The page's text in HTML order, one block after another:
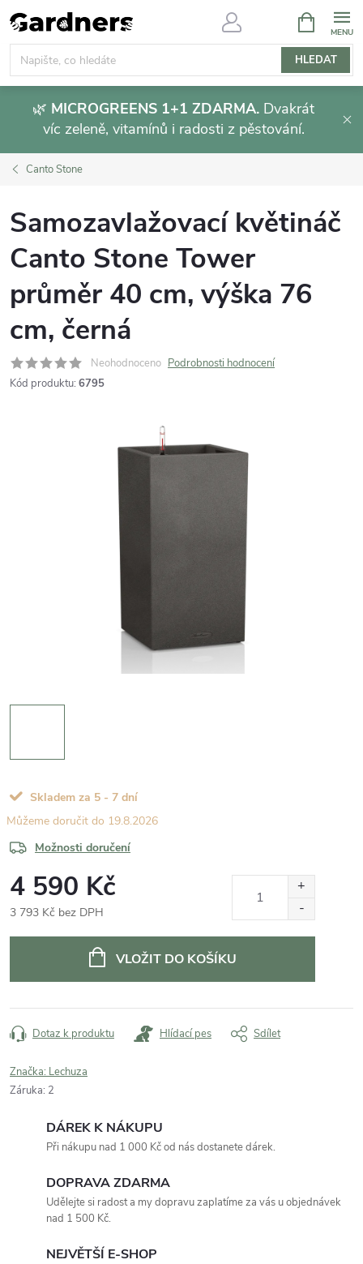
Přejít
na
obsah
HLEDAT
NÁKUPNÍ
KOŠÍK
🌿 MICROGREENS 1+1 ZDARMA. Dvakrát
víc zeleně, vitamínů i radosti z pěstování.
Canto Stone
Samozavlažovací květináč
Canto Stone Tower
průměr 40 cm, výška 76
cm, černá
Neohodnoceno Podrobnosti hodnocení
Kód produktu: 6795
Skladem za 5 - 7 dní
19.8.2026
Možnosti doručení
4 590 Kč
3 793 Kč bez DPH
VLOŽIT DO KOŠÍKU
Dotaz k produktu Hlídací pes Sdílet
Značka: Lechuza
Záruka: 2
DÁREK K NÁKUPU
Při nákupu nad 1 000 Kč od nás dostanete dárek.
DOPRAVA ZDARMA
Udělejte si radost a my dopravu zaplatíme za vás u objednávek
nad 1 500 Kč.
NEJVĚTŠÍ E-SHOP